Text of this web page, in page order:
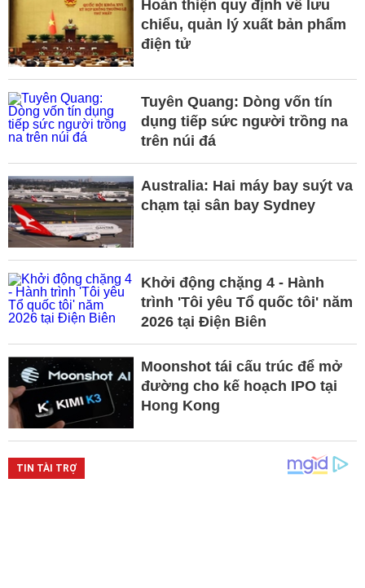
Hoàn thiện quy định về lưu
chiểu, quản lý xuất bản phẩm
điện tử
Tuyên Quang: Dòng vốn tín
dụng tiếp sức người trồng na
trên núi đá
Australia: Hai máy bay suýt va
chạm tại sân bay Sydney
Khởi động chặng 4 - Hành
trình 'Tôi yêu Tổ quốc tôi' năm
2026 tại Điện Biên
Moonshot tái cấu trúc để mở
đường cho kế hoạch IPO tại
Hong Kong